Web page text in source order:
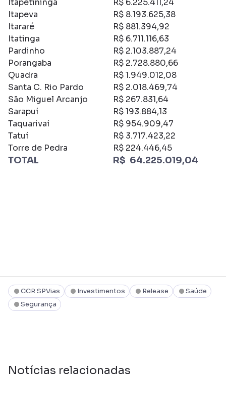
Itapeva
R$ 8.193.625,38
Itararé
R$ 881.394,92
Itatinga
R$ 6.711.116,63
Pardinho
R$ 2.103.887,24
Porangaba
R$ 2.728.880,66
Quadra
R$ 1.949.012,08
Santa C. Rio Pardo
R$ 2.018.469,74
São Miguel Arcanjo
R$ 267.831,64
Sarapuí
R$ 193.884,13
Taquarivaí
R$ 954.909,47
Tatuí
R$ 3.717.423,22
Torre de Pedra
R$ 224.446,45
TOTAL R$ 64.225.019,04
CCR SPVias Investimentos Release
Saúde
Segurança
Notícias relacionadas